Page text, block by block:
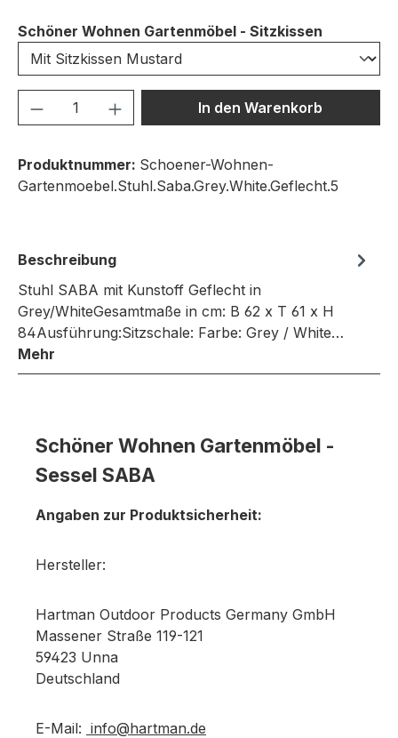
Schöner Wohnen Gartenmöbel - Sitzkissen
Produkt Anzahl: Gib denIn den Warenkorb
Produktnummer: Schoener-Wohnen-
Gartenmoebel.Stuhl.Saba.Grey.White.Geflecht.5
Beschreibung
Stuhl SABA mit Kunstoff Geflecht in
Grey/WhiteGesamtmaße in cm: B 62 x T 61 x H
84Ausführung:Sitzschale: Farbe: Grey / White…
Mehr
Schöner Wohnen Gartenmöbel -
Sessel SABA
Angaben zur Produktsicherheit:
Hersteller:
Hartman Outdoor Products Germany GmbH
Massener Straße 119-121
59423 Unna
Deutschland
E-Mail: info@hartman.de